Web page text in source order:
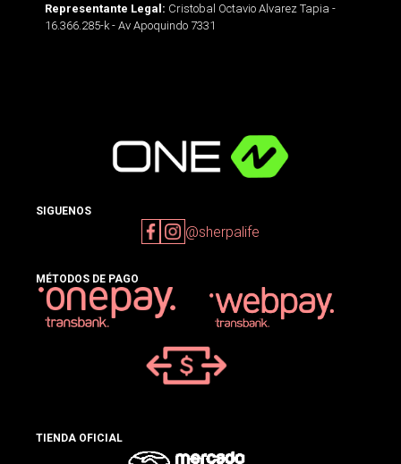
Representante Legal: Cristobal Octavio Alvarez Tapia -
16.366.285-k - Av Apoquindo 7331
SIGUENOS
@sherpalife
MÉTODOS DE PAGO
TIENDA OFICIAL